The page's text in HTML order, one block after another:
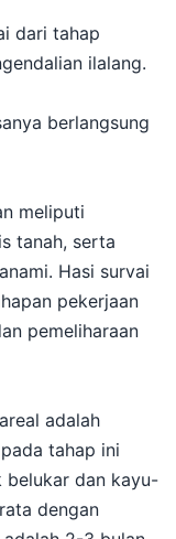
dari tahap
ilalang.
berlangsung
meliputi
tanah, serta
Hasi survai
pekerjaan
pemeliharaan
adalah
tahap ini
belukar dan kayu-
dengan